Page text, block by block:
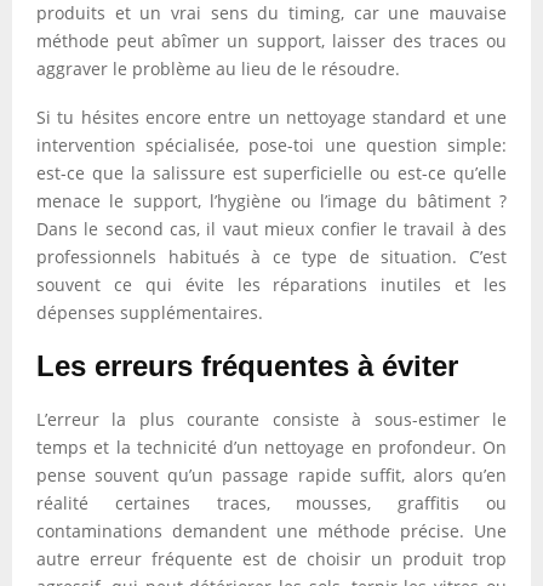
produits et un vrai sens du timing, car une mauvaise
méthode peut abîmer un support, laisser des traces ou
aggraver le problème au lieu de le résoudre.
Si tu hésites encore entre un nettoyage standard et une
intervention spécialisée, pose-toi une question simple:
est-ce que la salissure est superficielle ou est-ce qu’elle
menace le support, l’hygiène ou l’image du bâtiment ?
Dans le second cas, il vaut mieux confier le travail à des
professionnels habitués à ce type de situation. C’est
souvent ce qui évite les réparations inutiles et les
dépenses supplémentaires.
Les erreurs fréquentes à éviter
L’erreur la plus courante consiste à sous-estimer le
temps et la technicité d’un nettoyage en profondeur. On
pense souvent qu’un passage rapide suffit, alors qu’en
réalité certaines traces, mousses, graffitis ou
contaminations demandent une méthode précise. Une
autre erreur fréquente est de choisir un produit trop